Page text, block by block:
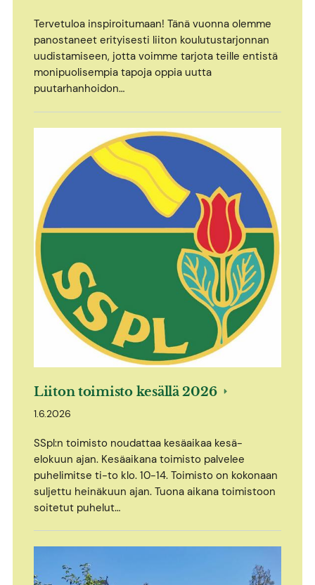
Tervetuloa inspiroitumaan! Tänä vuonna olemme
panostaneet erityisesti liiton koulutustarjonnan
uudistamiseen, jotta voimme tarjota teille entistä
monipuolisempia tapoja oppia uutta
puutarhanhoidon…
Liiton toimisto kesällä 2026
1.6.2026
SSpl:n toimisto noudattaa kesäaikaa kesä-
elokuun ajan. Kesäaikana toimisto palvelee
puhelimitse ti-to klo. 10-14. Toimisto on kokonaan
suljettu heinäkuun ajan. Tuona aikana toimistoon
soitetut puhelut…